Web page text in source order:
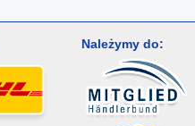
Należymy do: